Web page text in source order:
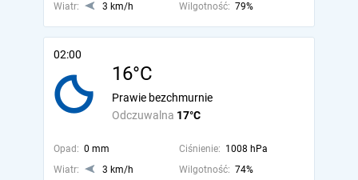
Wiatr:
3 km/h Wilgotność: 79%
02:00
16°C
Odczuwalna 17°C
Prawie bezchmurnie
Opad: 0 mm Ciśnienie: 1008 hPa
Wiatr:
3 km/h Wilgotność: 74%